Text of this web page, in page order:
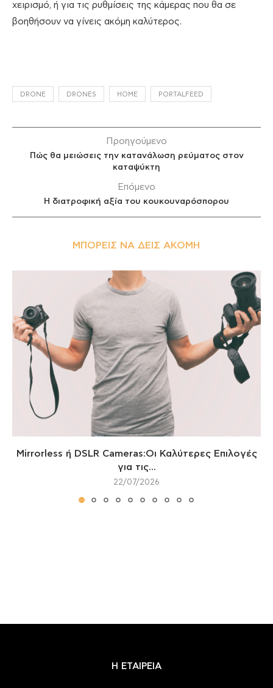
χειρισμό, ή για τις ρυθμίσεις της κάμερας που θα σε
βοηθήσουν να γίνεις ακόμη καλύτερος.
DRONE DRONES HOME PORTALFEED
Προηγούμενο
Πώς θα μειώσεις την κατανάλωση ρεύματος στον
καταψύκτη
Επόμενο
Η διατροφική αξία του κουκουναρόσπορου
ΜΠΟΡΕΊΣ ΝΑ ΔΕΙΣ ΑΚΌΜΗ
Mirrorless ή DSLR Cameras:Οι Καλύτερες Επιλογές
για τις...
22/07/2026
Η ΕΤΑΙΡΕΙΑ